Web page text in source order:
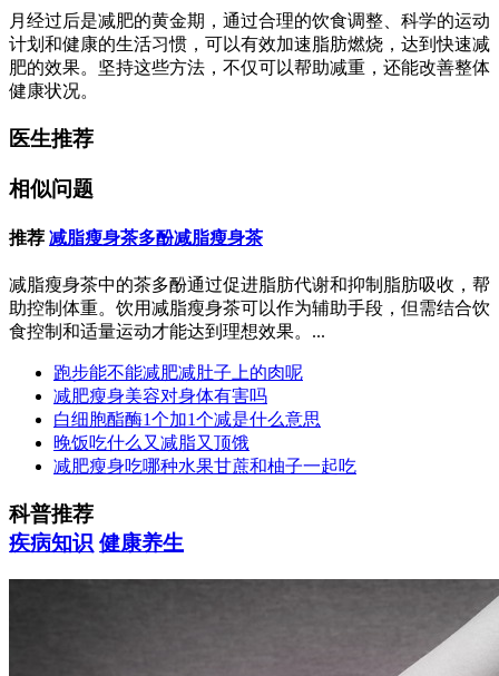
月经过后是减肥的黄金期，通过合理的饮食调整、科学的运动
计划和健康的生活习惯，可以有效加速脂肪燃烧，达到快速减
肥的效果。坚持这些方法，不仅可以帮助减重，还能改善整体
健康状况。
医生推荐
相似问题
推荐 减脂瘦身茶多酚减脂瘦身茶
减脂瘦身茶中的茶多酚通过促进脂肪代谢和抑制脂肪吸收，帮
助控制体重。饮用减脂瘦身茶可以作为辅助手段，但需结合饮
食控制和适量运动才能达到理想效果。...
跑步能不能减肥减肚子上的肉呢
减肥瘦身美容对身体有害吗
白细胞酯酶1个加1个减是什么意思
晚饭吃什么又减脂又顶饿
减肥瘦身吃哪种水果甘蔗和柚子一起吃
科普推荐
疾病知识 健康养生